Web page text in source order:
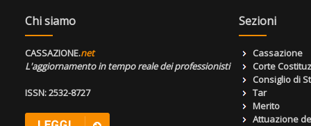
Chi siamo
CASSAZIONE.net
L'aggiornamento in tempo reale dei professionisti
ISSN: 2532-8727
Sezioni
Cassazione
Corte
Consiglio di
Tar
Merito
Attuazione